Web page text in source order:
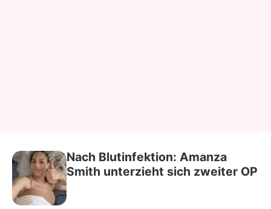
Nach Blutinfektion: Amanza
Smith unterzieht sich zweiter OP